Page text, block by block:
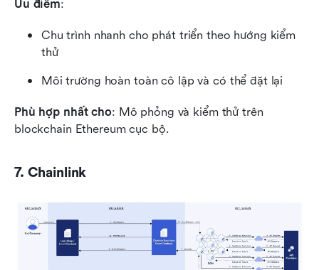
Ưu điểm:
Chu trình nhanh cho phát triển theo hướng kiểm
thử
Môi trường hoàn toàn cô lập và có thể đặt lại
Phù hợp nhất cho: Mô phỏng và kiểm thử trên
blockchain Ethereum cục bộ.
7. Chainlink